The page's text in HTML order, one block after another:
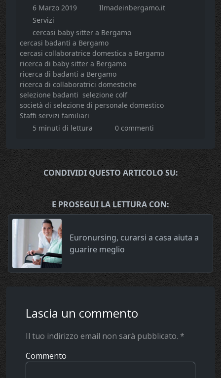
6 Marzo 2019
Ilmadeinbergamo.it
Servizi
cercasi baby sitter a Bergamo
cercasi badanti a Bergamo
cercasi collaboratrice domestica a Bergamo
ricerca di baby sitter a Bergamo
ricerca di badanti a Bergamo
ricerca di collaboratrici domestiche
selezione badanti selezione colf
società di selezione di personale domestico
Staffi servizi familiari
5 minuti di lettura
0 commenti
CONDIVIDI QUESTO ARTICOLO SU:
E PROSEGUI LA LETTURA CON:
Euronursing, curarsi a casa aiuta a
guarire meglio
Lascia un commento
Il tuo indirizzo email non sarà pubblicato. *
Commento